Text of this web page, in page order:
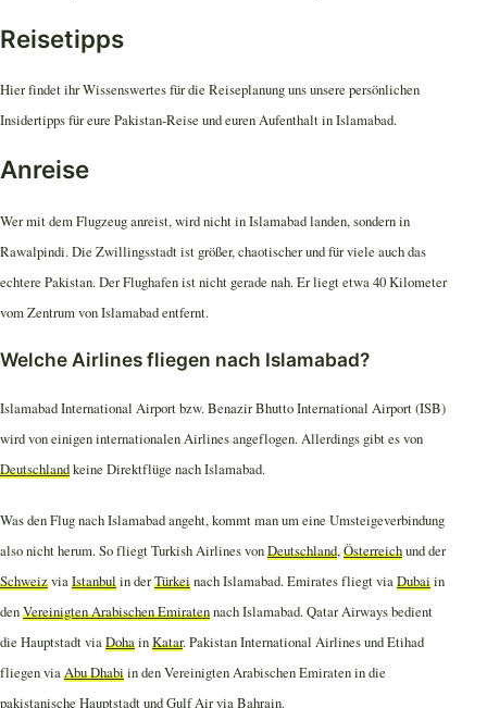
Reisetipps
Hier findet ihr Wissenswertes für die Reiseplanung uns unsere persönlichen
Insidertipps für eure Pakistan-Reise und euren Aufenthalt in Islamabad.
Anreise
Wer mit dem Flugzeug anreist, wird nicht in Islamabad landen, sondern in
Rawalpindi. Die Zwillingsstadt ist größer, chaotischer und für viele auch das
echtere Pakistan. Der Flughafen ist nicht gerade nah. Er liegt etwa 40 Kilometer
vom Zentrum von Islamabad entfernt.
Welche Airlines fliegen nach Islamabad?
Islamabad International Airport bzw. Benazir Bhutto International Airport (ISB)
wird von einigen internationalen Airlines angeflogen. Allerdings gibt es von
Deutschlandkeine Direktflüge nach Islamabad.
Was den Flug nach Islamabad angeht, kommt man um eine Umsteigeverbindung
also nicht herum. So fliegt Turkish Airlines vonDeutschland,Österreichund der
SchweizviaIstanbulin derTürkeinach Islamabad. Emirates fliegt viaDubaiin
denVereinigten Arabischen Emiratennach Islamabad. Qatar Airways bedient
die Hauptstadt viaDohainKatar. Pakistan International Airlines und Etihad
fliegen viaAbu Dhabiin den Vereinigten Arabischen Emiraten in die
pakistanische Hauptstadt und Gulf Air via Bahrain.